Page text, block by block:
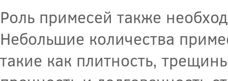
Роль примесей также
Небольшие количества
такие как плитность,